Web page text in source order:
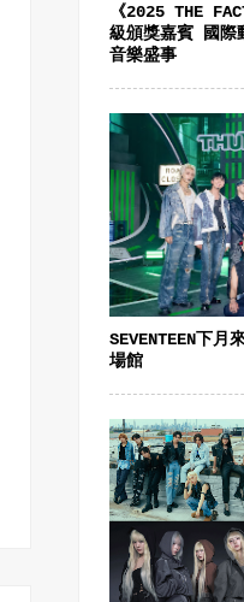
《2025 THE
級頒獎嘉賓 國際
音樂盛事
SEVENTEEN下
場館